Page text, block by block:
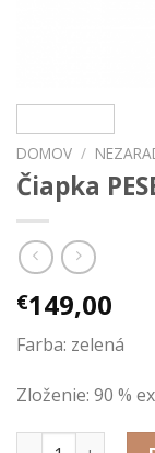
DOMOV /
Čiapka
€149,00
Farba: zelená
Zloženie: 90 %
množstvo Čiapka